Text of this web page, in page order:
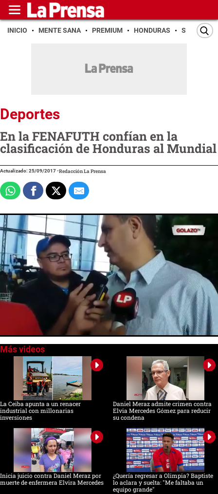
INICIO MENTE SANA PREMIUM HONDURAS SAN PEDRO
Deportes
En la FENAFUTH confían en la
clasificación de Honduras al Mundial
Actualizado: 25/09/2017-Redacción La Prensa
seconds
seconds
La Ceiba apunta a un renacer
industrial con millonarias
inversiones
Daniel Meraz admite crimen contra
Elvia Mercedes Gómez para reducir
su condena
Inicia juicio contra Daniel Meraz por
muerte de enfermera Elvira Mercedes
¿Quería regresar a Olimpia? Baptiste
lo aclara y suelta: "Me faltaba un
equipo grande"